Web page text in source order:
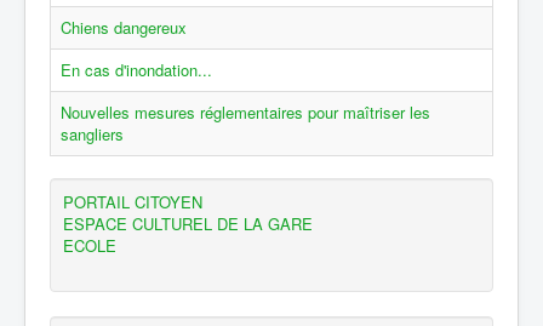
Chiens dangereux
En cas d'inondation...
Nouvelles mesures réglementaires pour maîtriser les
sangliers
PORTAIL CITOYEN
ESPACE CULTUREL DE LA GARE
ECOLE